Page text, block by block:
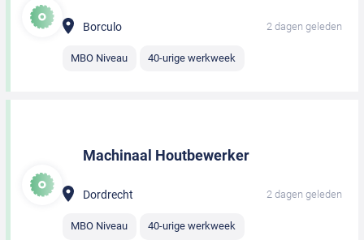
Borculo 2 dagen geleden
MBO Niveau 40-urige werkweek
Machinaal Houtbewerker
Dordrecht 2 dagen geleden
MBO Niveau 40-urige werkweek